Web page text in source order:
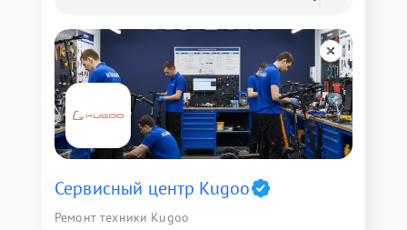
Сервисный центр Kugoo
Ремонт техники Kugoo